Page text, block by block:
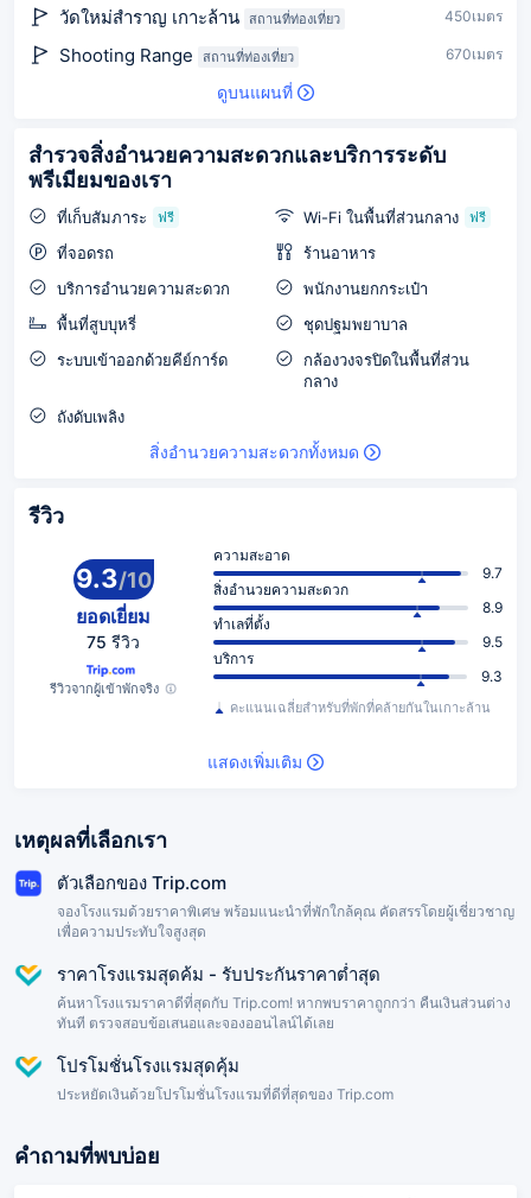
วัดใหม่สำราญ เกาะล้าน สถานที่ท่องเที่ยว 450เมตร
Shooting Range สถานที่ท่องเที่ยว 670เมตร
ดูบนแผนที่
สำรวจสิ่งอำนวยความสะดวกและบริการระดับ
พรีเมียมของเรา
ที่เก็บสัมภาระ ฟรี Wi-Fi ในพื้นที่ส่วนกลาง ฟรี
ที่จอดรถ
ร้านอาหาร
บริการอำนวยความสะดวก
พนักงานยกกระเป๋า
พื้นที่สูบบุหรี่
ชุดปฐมพยาบาล
ระบบเข้าออกด้วยคีย์การ์ด
กล้องวงจรปิดในพื้นที่ส่วน
กลาง
ถังดับเพลิง
สิ่งอำนวยความสะดวกทั้งหมด
รีวิว
9.3/10
ยอดเยี่ยม
75 รีวิว
รีวิวจากผู้เข้าพักจริง
ความสะอาด
9.7
สิ่งอำนวยความสะดวก
8.9
ทำเลที่ตั้ง
9.5
บริการ
9.3
คะแนนเฉลี่ยสำหรับที่พักที่คล้ายกันในเกาะล้าน
แสดงเพิ่มเติม
เหตุผลที่เลือกเรา
ตัวเลือกของ Trip.com
จองโรงแรมด้วยราคาพิเศษ พร้อมแนะนำที่พักใกล้คุณ คัดสรรโดยผู้เชี่ยวชาญ
เพื่อความประทับใจสูงสุด
ราคาโรงแรมสุดค้ม - รับประกันราคาต่ำสุด
ค้นหาโรงแรมราคาดีที่สุดกับ Trip.com! หากพบราคาถูกกว่า คืนเงินส่วนต่าง
ทันที ตรวจสอบข้อเสนอและจองออนไลน์ได้เลย
โปรโมชั่นโรงแรมสุดคุ้ม
ประหยัดเงินด้วยโปรโมชั่นโรงแรมที่ดีที่สุดของ Trip.com
คำถามที่พบบ่อย